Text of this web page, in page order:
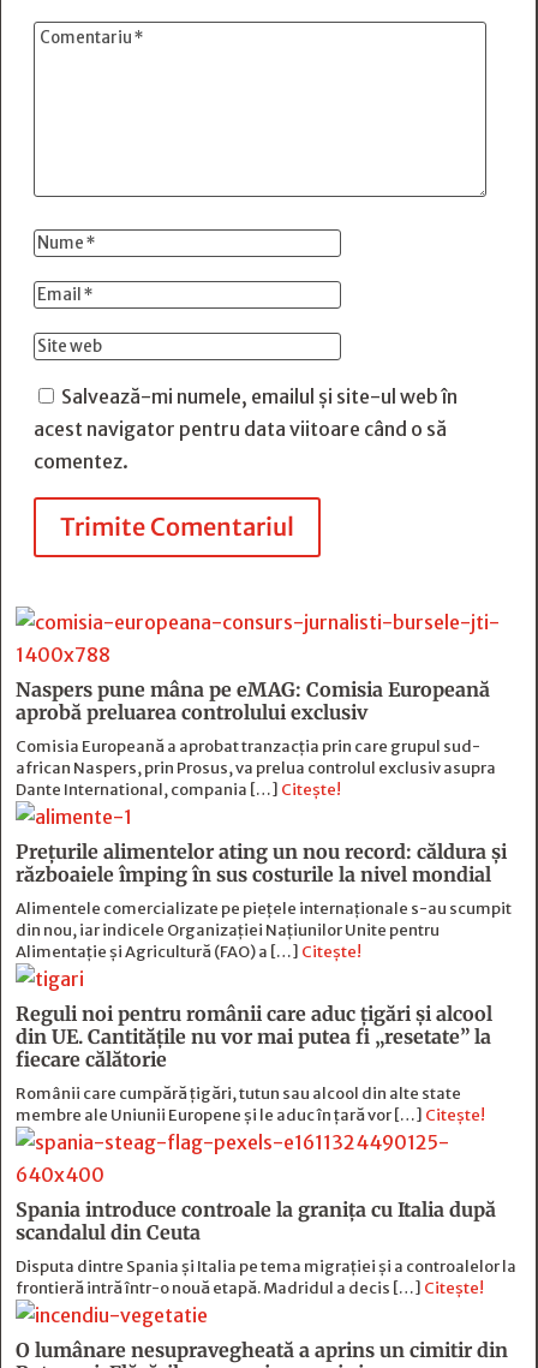
Salvează-mi numele, emailul și site-ul web în
acest navigator pentru data viitoare când o să
comentez.
Trimite Comentariul
Naspers pune mâna pe eMAG: Comisia Europeană
aprobă preluarea controlului exclusiv
Comisia Europeană a aprobat tranzacția prin care grupul sud-
african Naspers, prin Prosus, va prelua controlul exclusiv asupra
Dante International, compania […] Citește!
Prețurile alimentelor ating un nou record: căldura și
războaiele împing în sus costurile la nivel mondial
Alimentele comercializate pe piețele internaționale s-au scumpit
din nou, iar indicele Organizației Națiunilor Unite pentru
Alimentație și Agricultură (FAO) a […] Citește!
Reguli noi pentru românii care aduc țigări și alcool
din UE. Cantitățile nu vor mai putea fi „resetate” la
fiecare călătorie
Românii care cumpără țigări, tutun sau alcool din alte state
membre ale Uniunii Europene și le aduc în țară vor […] Citește!
Spania introduce controale la granița cu Italia după
scandalul din Ceuta
Disputa dintre Spania și Italia pe tema migrației și a controalelor la
frontieră intră într-o nouă etapă. Madridul a decis […] Citește!
O lumânare nesupravegheată a aprins un cimitir din